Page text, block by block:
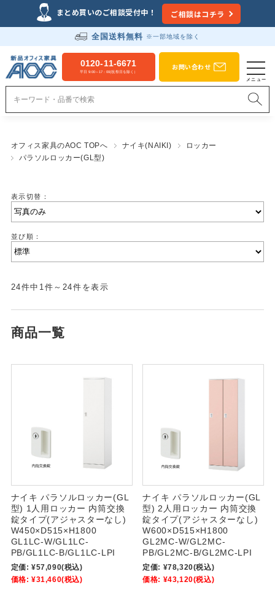
まとめ買いのご相談受付中！ ご相談はコチラ
全国送料無料 ※一部地域を除く
0120-11-6671
平日 9:00～17：00(祝祭日を除く）
お問い合わせ
オフィス家具のAOC TOPへ ナイキ(NAIKI)
ロッカー
パラソルロッカー(GL型)
表示切替：
並び順：
24件中1件～24件を表示
商品一覧
ナイキ パラソルロッカー(GL
型) 1人用ロッカー 内筒交換
錠タイプ(アジャスターなし)
W450×D515×H1800
GL1LC-W/GL1LC-
PB/GL1LC-B/GL1LC-LPI
定価: ¥57,090(税込)
価格: ¥31,460(税込)
ナイキ パラソルロッカー(GL
型) 2人用ロッカー 内筒交換
錠タイプ(アジャスターなし)
W600×D515×H1800
GL2MC-W/GL2MC-
PB/GL2MC-B/GL2MC-LPI
定価: ¥78,320(税込)
価格: ¥43,120(税込)